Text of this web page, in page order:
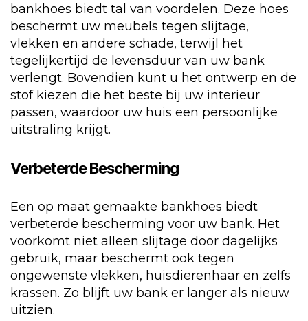
bankhoes biedt tal van voordelen. Deze hoes
beschermt uw meubels tegen slijtage,
vlekken en andere schade, terwijl het
tegelijkertijd de levensduur van uw bank
verlengt. Bovendien kunt u het ontwerp en de
stof kiezen die het beste bij uw interieur
passen, waardoor uw huis een persoonlijke
uitstraling krijgt.
Verbeterde Bescherming
Een op maat gemaakte bankhoes biedt
verbeterde bescherming voor uw bank. Het
voorkomt niet alleen slijtage door dagelijks
gebruik, maar beschermt ook tegen
ongewenste vlekken, huisdierenhaar en zelfs
krassen. Zo blijft uw bank er langer als nieuw
uitzien.